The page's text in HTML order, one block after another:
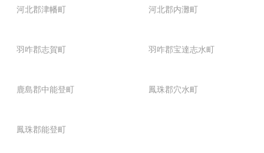
河北郡津幡町 河北郡内灘町
羽咋郡志賀町 羽咋郡宝達志水町
鹿島郡中能登町 鳳珠郡穴水町
鳳珠郡能登町